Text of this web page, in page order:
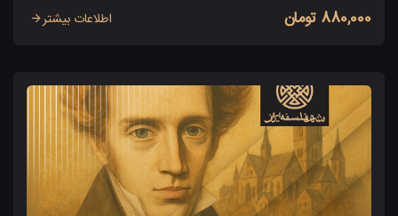
880,000 تومان اطلاعات بیشتر